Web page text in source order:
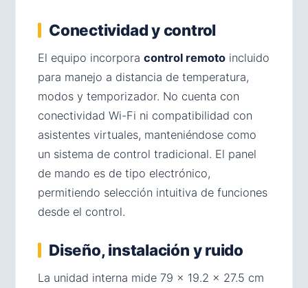
Conectividad y control
El equipo incorpora control remoto incluido
para manejo a distancia de temperatura,
modos y temporizador. No cuenta con
conectividad Wi-Fi ni compatibilidad con
asistentes virtuales, manteniéndose como
un sistema de control tradicional. El panel
de mando es de tipo electrónico,
permitiendo selección intuitiva de funciones
desde el control.
Diseño, instalación y ruido
La unidad interna mide 79 × 19.2 × 27.5 cm